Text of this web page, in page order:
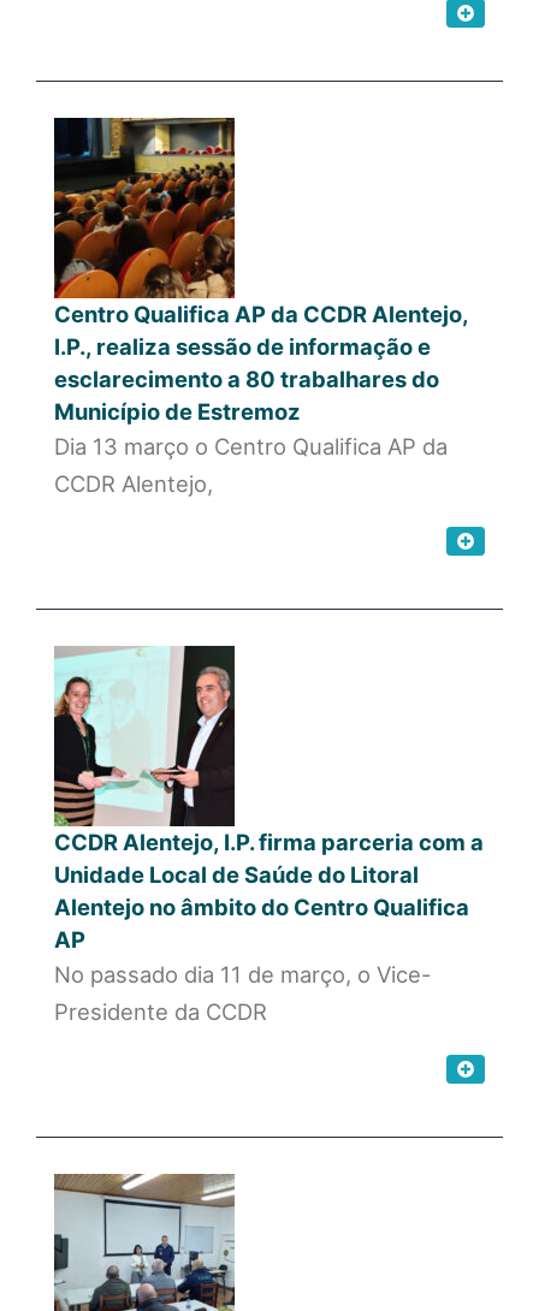
Centro Qualifica AP da CCDR Alentejo,
I.P., realiza sessão de informação e
esclarecimento a 80 trabalhares do
Município de Estremoz
Dia 13 março o Centro Qualifica AP da
CCDR Alentejo,
CCDR Alentejo, I.P. firma parceria com a
Unidade Local de Saúde do Litoral
Alentejo no âmbito do Centro Qualifica
AP
No passado dia 11 de março, o Vice-
Presidente da CCDR